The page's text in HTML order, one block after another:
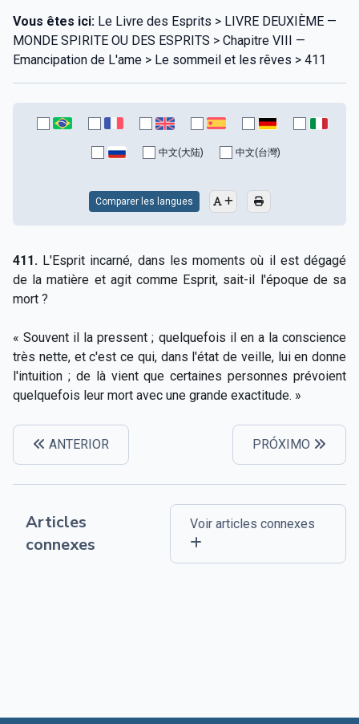
Vous êtes ici: Le Livre des Esprits > LIVRE DEUXIÈME —
MONDE SPIRITE OU DES ESPRITS > Chapitre VIII —
Emancipation de L'ame > Le sommeil et les rêves > 411
中文(大陆) 中文(台灣)
Comparer les langues
411. L'Esprit incarné, dans les moments où il est dégagé
de la matière et agit comme Esprit, sait-il l'époque de sa
mort ?
« Souvent il la pressent ; quelquefois il en a la conscience
très nette, et c'est ce qui, dans l'état de veille, lui en donne
l'intuition ; de là vient que certaines personnes prévoient
quelquefois leur mort avec une grande exactitude. »
ANTERIOR PRÓXIMO
Articles
connexes
Voir articles connexes